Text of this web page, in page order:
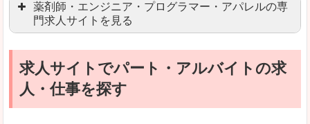
検索人気キーワードの上位が「40代」「50代」
使いやすさ
文字が大きくて見やすいです。
薬剤師・エンジニア・プログラマー・アパレルの専
門求人サイトを見る
マイナビ薬剤師
リクナビ薬剤師
ファルマスタッフ
求人サイトでパート・アルバイトの求
人・仕事を探す